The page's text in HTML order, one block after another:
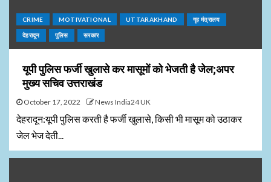
CRIME MOTIVATIONAL UTTARAKHAND गृह मंत्रालय
देहरादून पुलिस सरकार
यूपी पुलिस फर्जी खुलासे कर मासूमों को भेजती है जेल;अपर
मुख्य सचिव उत्तराखंड
October 17, 2022 News India24 UK
देहरादून:यूपी पुलिस करती है फर्जी खुलासे, किसी भी मासूम को उठाकर
जेल भेज देती...